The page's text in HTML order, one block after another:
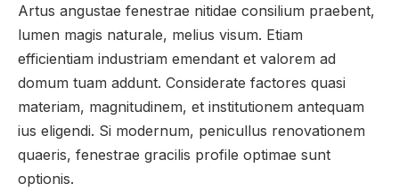
Artus angustae fenestrae nitidae consilium praebent,
lumen magis naturale, melius visum. Etiam
efficientiam industriam emendant et valorem ad
domum tuam addunt. Considerate factores quasi
materiam, magnitudinem, et institutionem antequam
ius eligendi. Si modernum, penicullus renovationem
quaeris, fenestrae gracilis profile optimae sunt
optionis.